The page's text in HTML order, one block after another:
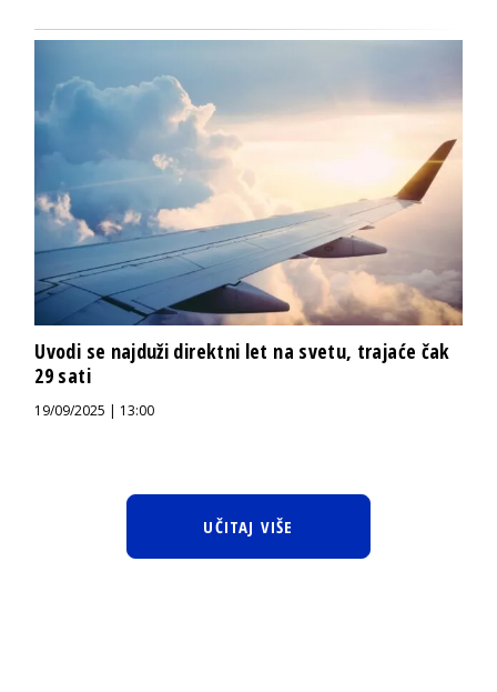
Uvodi se najduži direktni let na svetu, trajaće čak
29 sati
19/09/2025 | 13:00
UČITAJ VIŠE